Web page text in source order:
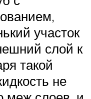
участок
слой к
такой
не